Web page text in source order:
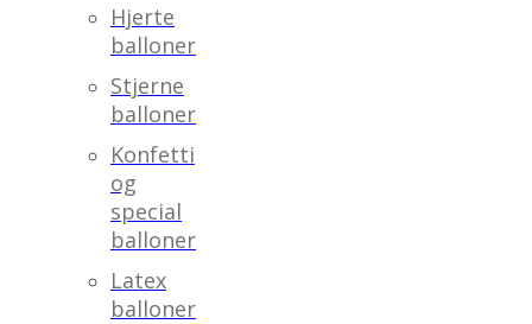
Hjerte
balloner
Stjerne
balloner
Konfetti
og
special
balloner
Latex
balloner